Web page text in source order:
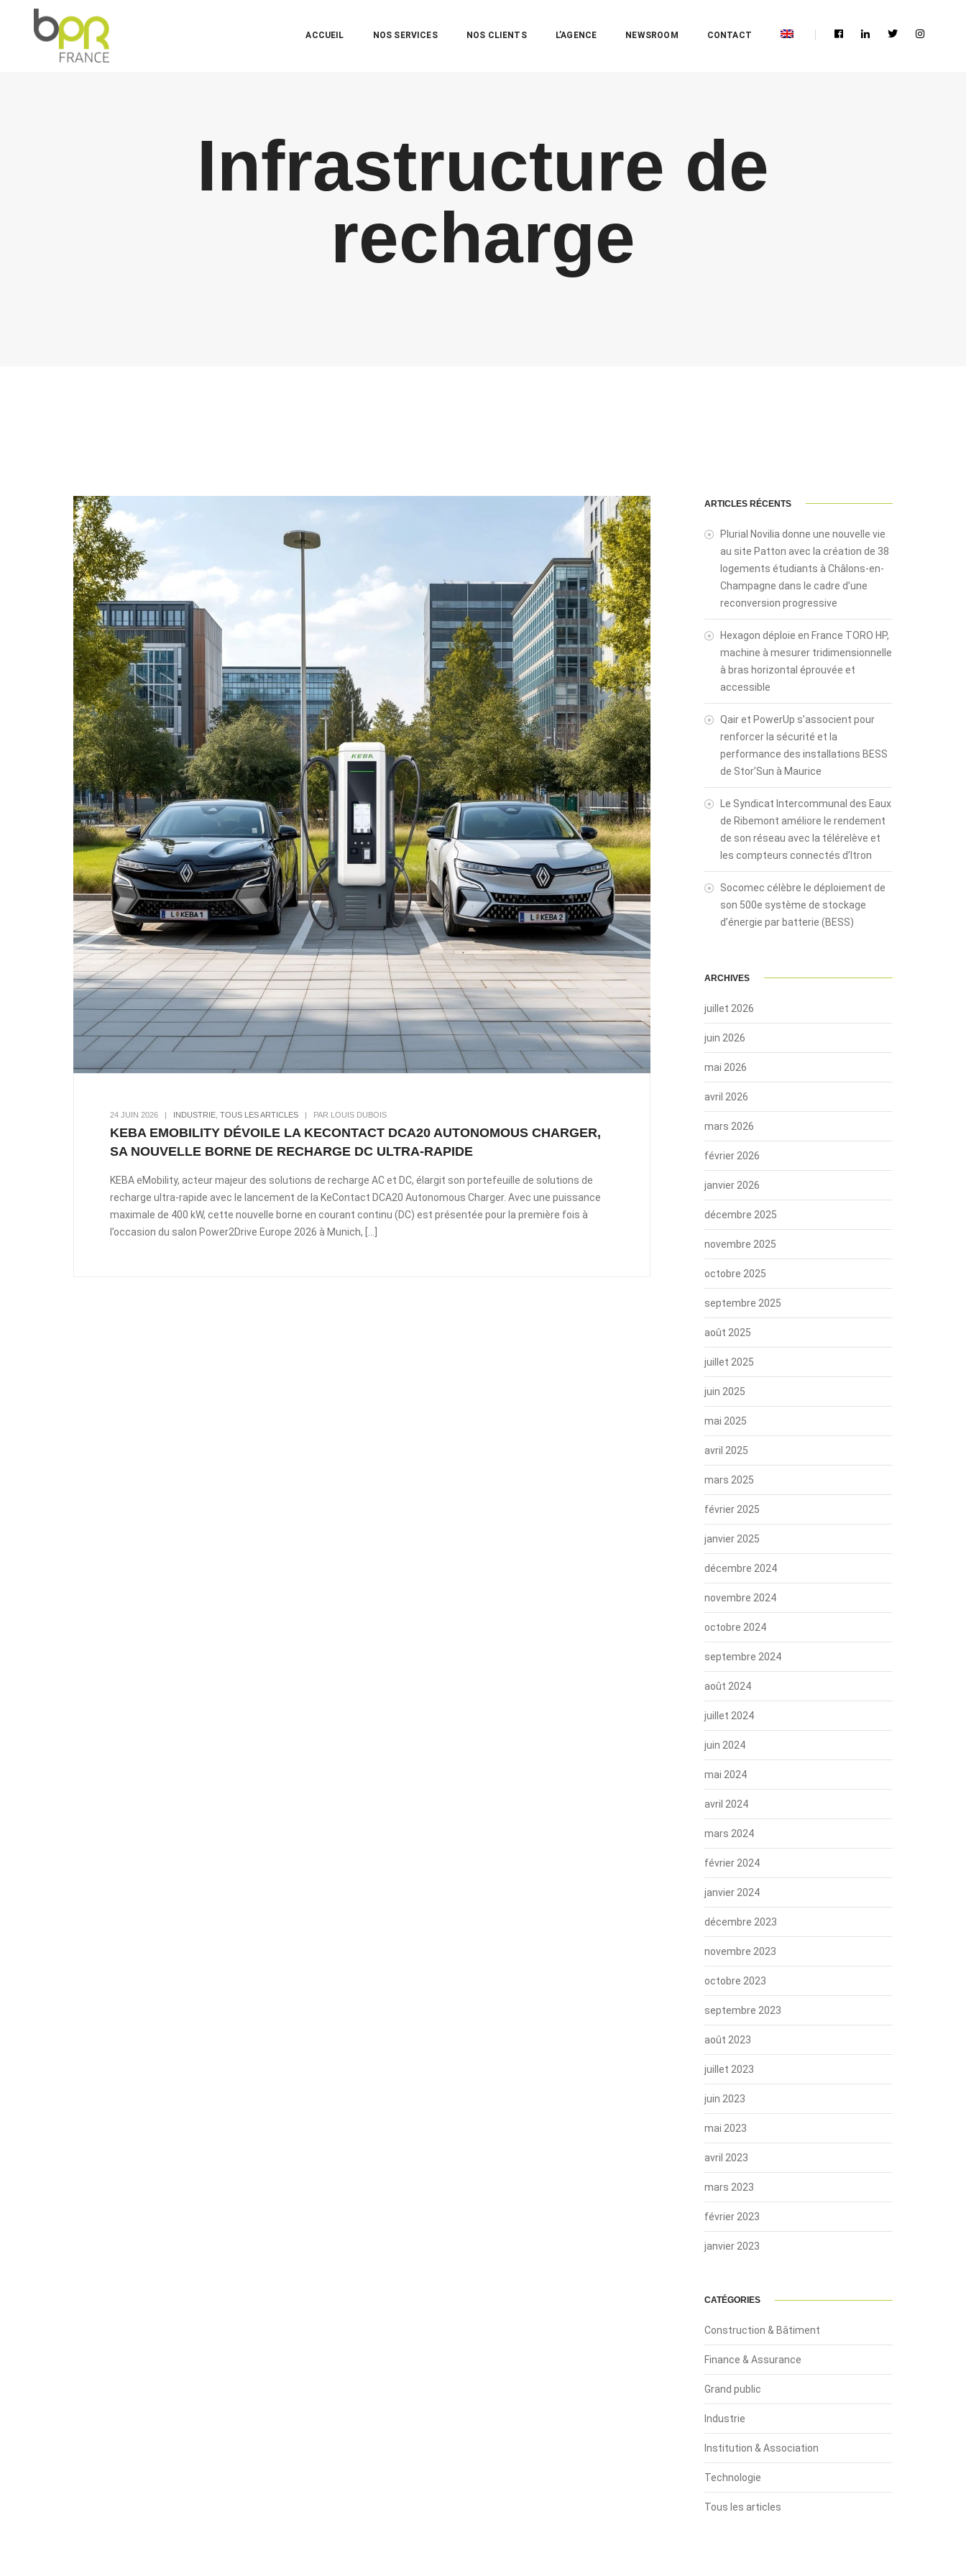
ACCUEIL NOS SERVICES NOS CLIENTS L’AGENCE NEWSROOM CONTACT
Infrastructure de
recharge
24 JUIN 2026 | INDUSTRIE TOUS LES ARTICLES | PAR LOUIS DUBOIS
KEBA EMOBILITY DÉVOILE LA KECONTACT DCA20 AUTONOMOUS CHARGER,
SA NOUVELLE BORNE DE RECHARGE DC ULTRA-RAPIDE
KEBA eMobility, acteur majeur des solutions de recharge AC et DC, élargit son portefeuille de solutions de
recharge ultra-rapide avec le lancement de la KeContact DCA20 Autonomous Charger. Avec une puissance
maximale de 400 kW, cette nouvelle borne en courant continu (DC) est présentée pour la première fois à
l’occasion du salon Power2Drive Europe 2026 à Munich, […]
ARTICLES RÉCENTS
Plurial Novilia donne une nouvelle vie
au site Patton avec la création de 38
logements étudiants à Châlons-en-
Champagne dans le cadre d’une
reconversion progressive
Hexagon déploie en France TORO HP,
machine à mesurer tridimensionnelle
à bras horizontal éprouvée et
accessible
Qair et PowerUp s’associent pour
renforcer la sécurité et la
performance des installations BESS
de Stor’Sun à Maurice
Le Syndicat Intercommunal des Eaux
de Ribemont améliore le rendement
de son réseau avec la télérelève et
les compteurs connectés d’Itron
Socomec célèbre le déploiement de
son 500e système de stockage
d’énergie par batterie (BESS)
ARCHIVES
juillet 2026
juin 2026
mai 2026
avril 2026
mars 2026
février 2026
janvier 2026
décembre 2025
novembre 2025
octobre 2025
septembre 2025
août 2025
juillet 2025
juin 2025
mai 2025
avril 2025
mars 2025
février 2025
janvier 2025
décembre 2024
novembre 2024
octobre 2024
septembre 2024
août 2024
juillet 2024
juin 2024
mai 2024
avril 2024
mars 2024
février 2024
janvier 2024
décembre 2023
novembre 2023
octobre 2023
septembre 2023
août 2023
juillet 2023
juin 2023
mai 2023
avril 2023
mars 2023
février 2023
janvier 2023
CATÉGORIES
Construction & Bâtiment
Finance & Assurance
Grand public
Industrie
Institution & Association
Technologie
Tous les articles